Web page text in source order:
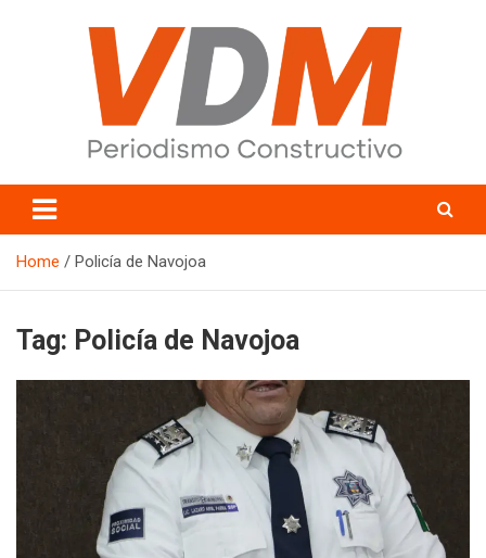
valledelmayo.com
Home Policía de Navojoa
Tag: Policía de Navojoa